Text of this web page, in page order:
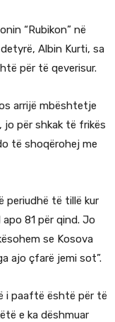
“Rubikon” në
Albin Kurti, sa
për të qeverisur.
arrijë mbështetje
jo për shkak të frikës
të shoqërohej me
periudhë të tillë kur
81 për qind. Jo
se Kosova
ajo çfarë jemi sot”.
i paaftë është për të
e ka dëshmuar